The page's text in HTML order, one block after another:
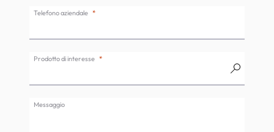
Telefono aziendale
Prodotto di interesse
Messaggio